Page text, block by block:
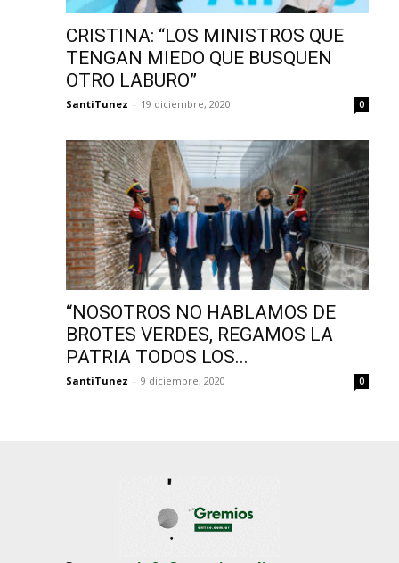
CRISTINA: “LOS MINISTROS QUE
TENGAN MIEDO QUE BUSQUEN
OTRO LABURO”
SantiTunez - 19 diciembre, 2020 0
“NOSOTROS NO HABLAMOS DE
BROTES VERDES, REGAMOS LA
PATRIA TODOS LOS...
SantiTunez - 9 diciembre, 2020 0